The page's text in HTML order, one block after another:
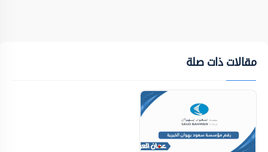
مقالات ذات صلة